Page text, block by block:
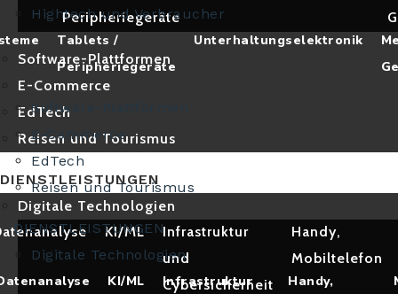
Peripheriegeräte
Software-Plattformen
E-Commerce
EdTech
Reisen und Tourismus
DIENSTLEISTUNGEN
Digitale Technologien
KI/ML
Infrastruktur
und
Cybersicherheit
Handy,
Mobiltelefon
Hightech und Verbraucher
Tablets /
Peripheriegeräte
Unterhaltungselektronik
Software-Plattformen
E-Commerce
EdTech
Reisen und Tourismus
DIENSTLEISTUNGEN
Digitale Technologien
KI/ML
Infrastruktur
Handy,